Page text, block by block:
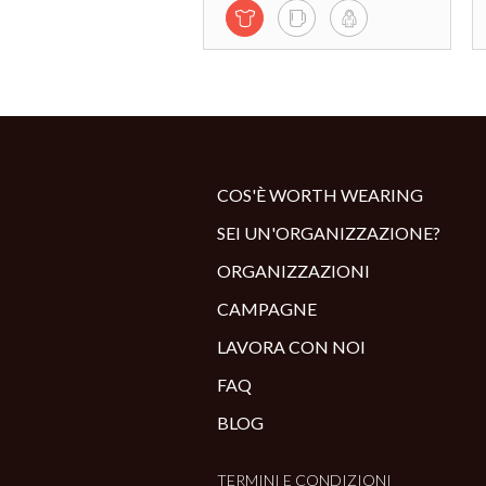
COS'È WORTH WEARING
SEI UN'ORGANIZZAZIONE?
ORGANIZZAZIONI
CAMPAGNE
LAVORA CON NOI
FAQ
BLOG
TERMINI E CONDIZIONI